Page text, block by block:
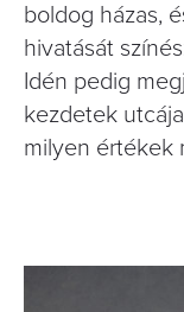
boldog házas,
hivatását
Idén pedig
kezdetek
milyen értékek